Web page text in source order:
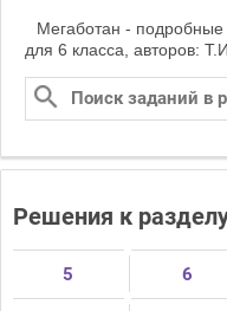
Мегаботан - подробные
для 6 класса, авторов:
Решения к
5 6